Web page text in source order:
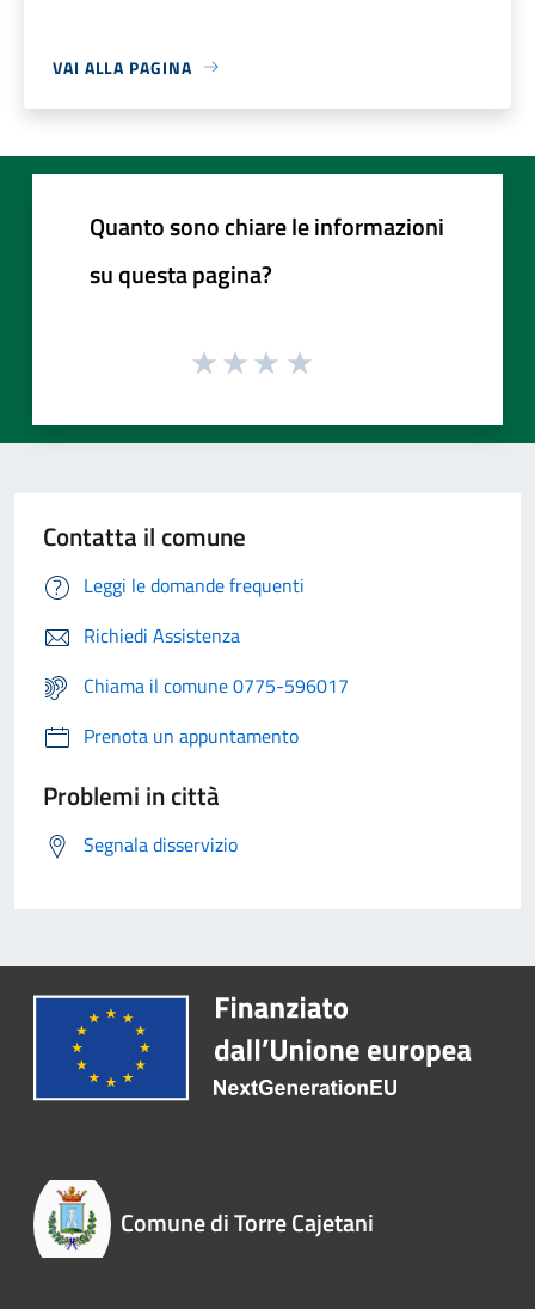
VAI ALLA PAGINA
Quanto sono chiare le informazioni
su questa pagina?
Contatta il comune
Leggi le domande frequenti
Richiedi Assistenza
Chiama il comune 0775-596017
Prenota un appuntamento
Problemi in città
Segnala disservizio
Comune di Torre Cajetani